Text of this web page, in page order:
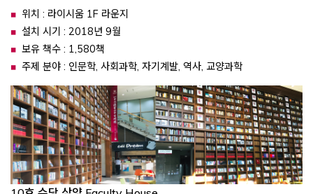
위치 : 라이시움 1F 라운지
설치 시기 : 2018년 9월
보유 책수 : 1,580책
주제 분야 : 인문학, 사회과학, 자기계발, 역사, 교양과학